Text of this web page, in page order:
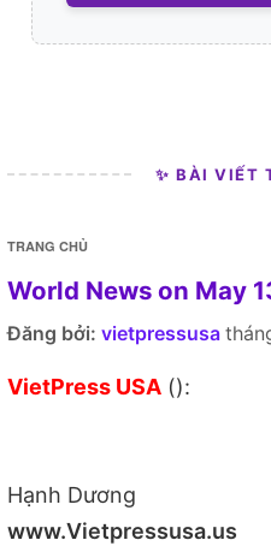
✨ BÀI VIẾT
TRANG CHỦ
World News on May
Đăng bởi: vietpressusa
VietPress USA ():
Hạnh Dương
www.Vietpressusa.us